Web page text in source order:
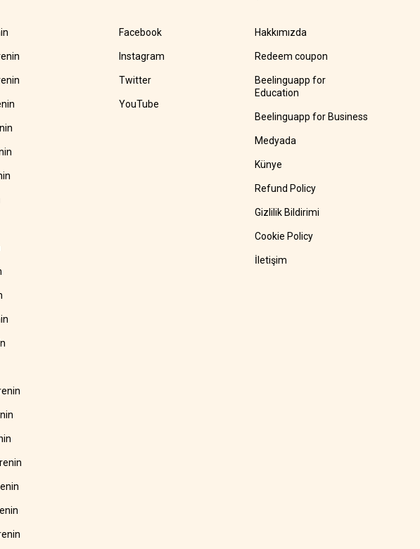
Facebook
Instagram
Twitter
YouTube
Hakkımızda
Redeem coupon
Beelinguapp for
Education
Beelinguapp for Business
Medyada
Künye
Refund Policy
Gizlilik Bildirimi
Cookie Policy
İletişim